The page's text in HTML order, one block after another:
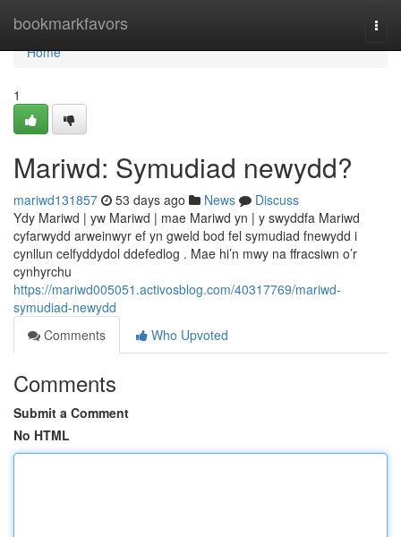
bookmarkfavors
Home
Home
1
Mariwd: Symudiad newydd?
mariwd131857 53 days ago News
Discuss
Ydy Mariwd | yw Mariwd | mae Mariwd yn | y swyddfa Mariwd
cyfarwydd arweinwyr ef yn gweld bod fel symudiad fnewydd i
cynllun celfyddydol ddefedlog . Mae hi’n mwy na ffracsiwn o’r
cynhyrchu
https://mariwd005051.activosblog.com/40317769/mariwd-
symudiad-newydd
Comments
Who Upvoted
Comments
Submit a Comment
No HTML